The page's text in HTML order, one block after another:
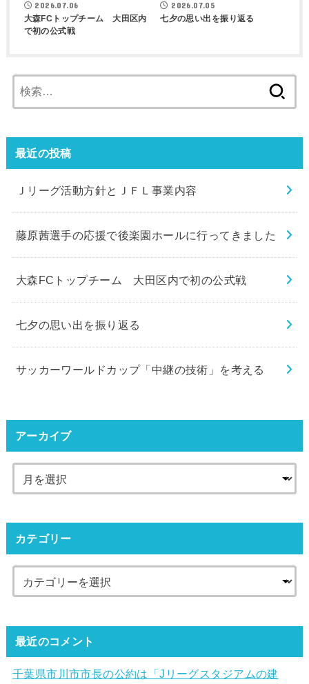
2026.07.06
大森FCトップチーム 大田区内
で初の公式戦
2026.07.05
七夕の思い出を振り返る
索:
最近の投稿
Ｊリーグ活動方針とＪＦＬ事業内容
藤原茜選手の応援で後楽園ホールに行ってきました
大森FCトップチーム 大田区内で初の公式戦
七夕の思い出を振り返る
サッカーワールドカップ「中継の技術」を考える
アーカイブ
カテゴリー
最近のコメント
千葉県市川市市長の公約は「Jリーグスタジアムの建